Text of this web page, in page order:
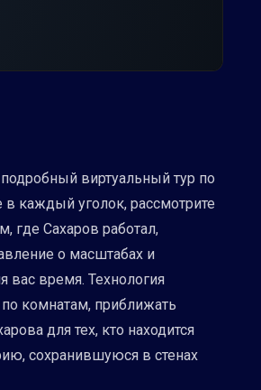
виртуальный тур по
в каждый уголок, рассмотрите
где Сахаров работал,
о масштабах и
вас время. Технология
комнатам, приближать
для тех, кто находится
сохранившуюся в стенах